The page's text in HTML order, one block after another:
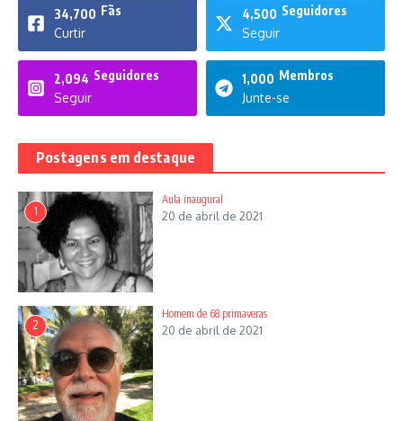
34,700 Fãs
Curtir
4,500 Seguidores
Seguir
2,094 Seguidores
Seguir
1,000 Membros
Junte-se
Postagens em destaque
1
Aula inaugural
20 de abril de 2021
2
Homem de 68 primaveras
20 de abril de 2021